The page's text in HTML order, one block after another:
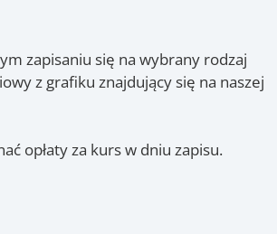
zapisaniu się na wybrany rodzaj
z grafiku znajdujący się na naszej
opłaty za kurs w dniu zapisu.